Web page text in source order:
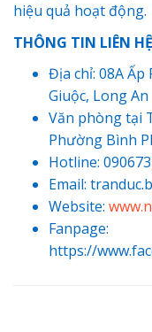
hiệu quả hoạt động.
THÔNG TIN LIÊN
Địa chỉ: 08A Ấp
Giuộc, Long An
Văn phòng tại
Phường Bình
Hotline:
Email:
Website:
Fanpage:
https://